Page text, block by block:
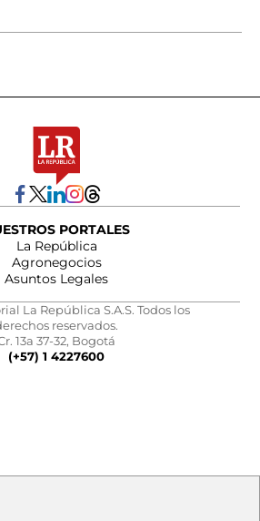
PORTALES
La República
Agronegocios
Asuntos Legales
La República S.A.S. Todos los
reservados.
13a 37-32, Bogotá
(+57) 1 4227600